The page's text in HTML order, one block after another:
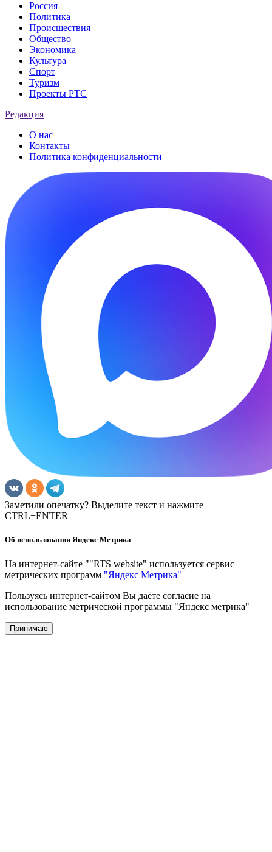
Россия
Политика
Происшествия
Общество
Экономика
Культура
Спорт
Туризм
Проекты РТС
Редакция
О нас
Контакты
Политика конфиденциальности
Заметили опечатку? Выделите текст и нажмите
CTRL+ENTER
Об использовании Яндекс Метрика
На интернет-сайте ""RTS website" используется сервис
метрических программ "Яндекс Метрика"
Пользуясь интернет-сайтом Вы даёте согласие на
использование метрической программы "Яндекс метрика"
Принимаю